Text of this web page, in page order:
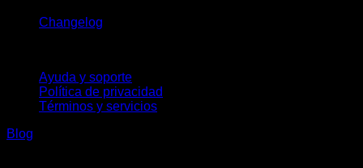
Changelog
Ayuda y soporte
Política de privacidad
Términos y servicios
Blog